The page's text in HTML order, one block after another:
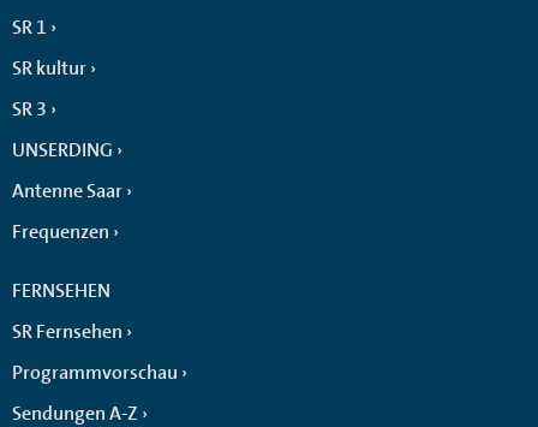
SR 1
SR kultur
SR 3
UNSERDING
Antenne Saar
Frequenzen
FERNSEHEN
SR Fernsehen
Programmvorschau
Sendungen A-Z